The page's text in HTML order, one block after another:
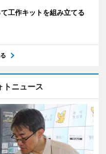
工作キットを組み立てる
トニュース